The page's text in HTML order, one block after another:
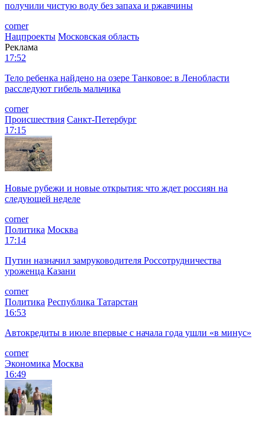
получили чистую воду без запаха и ржавчины
corner
Нацпроекты Московская область
Реклама
17:52
Тело ребенка найдено на озере Танковое: в Ленобласти
расследуют гибель мальчика
corner
Происшествия Санкт-Петербург
17:15
Новые рубежи и новые открытия: что ждет россиян на
следующей неделе
corner
Политика Москва
17:14
Путин назначил замруководителя Россотрудничества
уроженца Казани
corner
Политика Республика Татарстан
16:53
Автокредиты в июле впервые с начала года ушли «в минус»
corner
Экономика Москва
16:49